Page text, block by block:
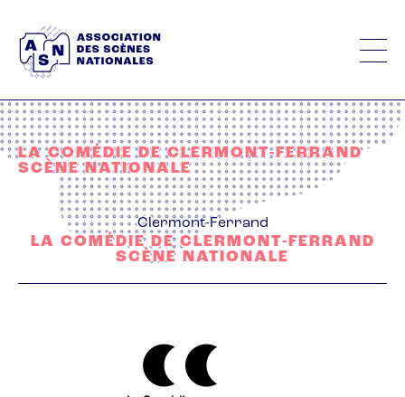
contenu
principal
LA COMÉDIE DE CLERMONT-FERRAND
SCÈNE NATIONALE
Clermont-Ferrand
LA COMÉDIE DE CLERMONT-FERRAND
SCÈNE NATIONALE